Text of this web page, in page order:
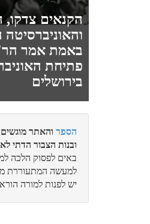
מעמד התגלות
יואל אלחנן
קושיא מתוך
לביא
קול קורא מאת
הקנאים צדקו,
באמת אמר הר'
פתיחת
בירושלים
הספר והאתר מוגשים
ובנות הצבור הדתי
באים לפסוק הלכה
למעשה המתעוררת
יש לפנות למורה